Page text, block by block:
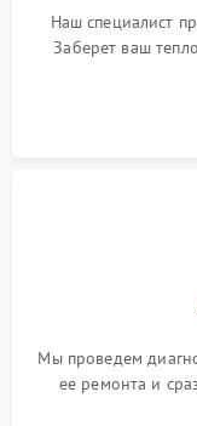
Наш специалист
Заберет ваш
Мы проведем
ее ремонта и